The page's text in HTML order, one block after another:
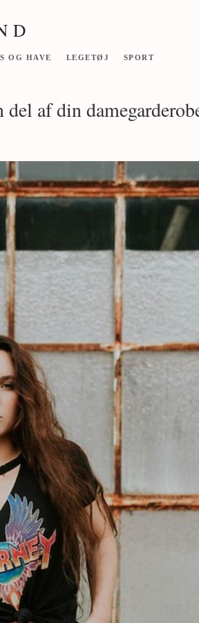
D
OG HAVE LEGETØJ SPORT
af din